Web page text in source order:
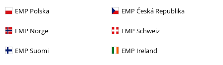
EMP Polska EMP Česká Republika
EMP Norge EMP Schweiz
EMP Suomi EMP Ireland